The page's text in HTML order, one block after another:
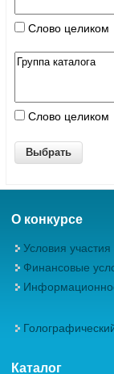
Слово целиком
Слово целиком
О конкурсе
Условия участия
Финансовые
Каталог